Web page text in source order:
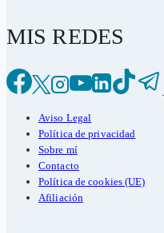
MIS REDES
Aviso Legal
Política de privacidad
Sobre mí
Contacto
Política de cookies (UE)
Afiliación